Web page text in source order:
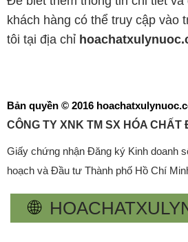
khách hàng có thể truy cập vào
tôi tại địa chỉ
Bản quyền © 2016
CÔNG TY XNK TM SX HÓA
Giấy chứng nhận Đăng ký Kinh doanh
hoạch và Đầu tư Thành phố Hồ Chí
🌐